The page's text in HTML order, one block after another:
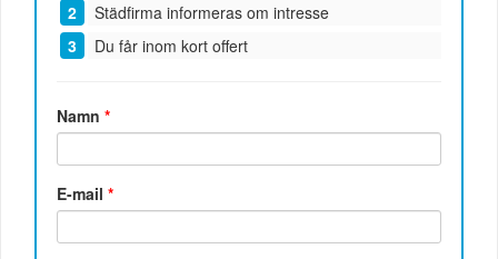
Städfirma informeras om intresse
Du får inom kort offert
Namn*
E-mail*